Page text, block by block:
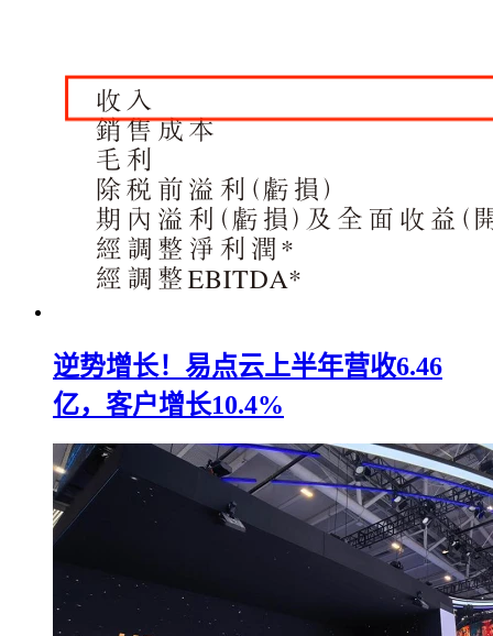
逆势增长！易点云上半年营收6.46
亿，客户增长10.4%